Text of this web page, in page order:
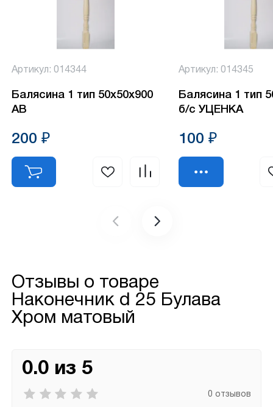
Артикул: 014344
Балясина 1 тип 50х50х900
АВ
200 ₽
Артикул: 014345
Балясина 1 тип
б/с УЦЕНКА
100 ₽
Отзывы о товаре
Наконечник d 25 Булава
Хром матовый
0.0 из 5
0 отзывов